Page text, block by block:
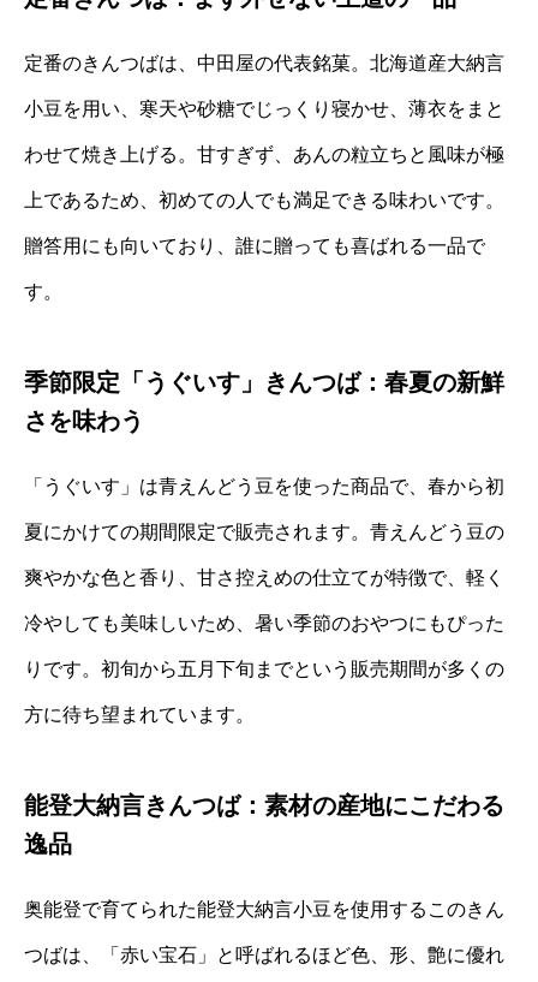
定番のきんつばは、中田屋の代表銘菓。北海道産大納言
小豆を用い、寒天や砂糖でじっくり寝かせ、薄衣をまと
わせて焼き上げる。甘すぎず、あんの粒立ちと風味が極
上であるため、初めての人でも満足できる味わいです。
贈答用にも向いており、誰に贈っても喜ばれる一品で
す。
季節限定「うぐいす」きんつば：春夏の新鮮
さを味わう
「うぐいす」は青えんどう豆を使った商品で、春から初
夏にかけての期間限定で販売されます。青えんどう豆の
爽やかな色と香り、甘さ控えめの仕立てが特徴で、軽く
冷やしても美味しいため、暑い季節のおやつにもぴった
りです。初旬から五月下旬までという販売期間が多くの
方に待ち望まれています。
能登大納言きんつば：素材の産地にこだわる
逸品
奥能登で育てられた能登大納言小豆を使用するこのきん
つばは、「赤い宝石」と呼ばれるほど色、形、艶に優れ